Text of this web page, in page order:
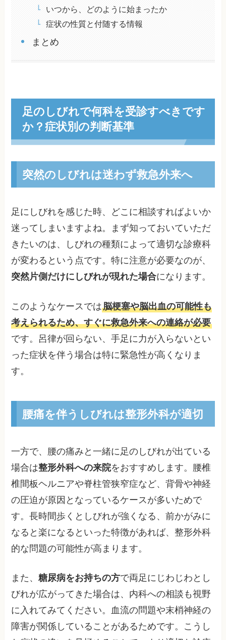
いつから、どのように始まったか
症状の性質と付随する情報
まとめ
足のしびれで何科を受診すべきです
か？症状別の判断基準
突然のしびれは迷わず救急外来へ
足にしびれを感じた時、どこに相談すればよいか
迷ってしまいますよね。まず知っておいていただ
きたいのは、しびれの種類によって適切な診療科
が変わるという点です。特に注意が必要なのが、
突然片側だけにしびれが現れた場合になります。
このようなケースでは脳梗塞や脳出血の可能性も
考えられるため、すぐに救急外来への連絡が必要
です。呂律が回らない、手足に力が入らないとい
った症状を伴う場合は特に緊急性が高くなりま
す。
腰痛を伴うしびれは整形外科が適切
一方で、腰の痛みと一緒に足のしびれが出ている
場合は整形外科への来院をおすすめします。腰椎
椎間板ヘルニアや脊柱管狭窄症など、背骨や神経
の圧迫が原因となっているケースが多いためで
す。長時間歩くとしびれが強くなる、前かがみに
なると楽になるといった特徴があれば、整形外科
的な問題の可能性が高まります。
また、糖尿病をお持ちの方で両足にじわじわとし
びれが広がってきた場合は、内科への相談も視野
に入れてみてください。血流の問題や末梢神経の
障害が関係していることがあるためです。こうし